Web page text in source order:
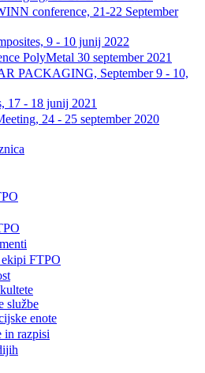
conference, 21-22 September
9 - 10 junij 2022
PolyMetal 30 september 2021
PACKAGING, September 9 - 10,
17 - 18 junij 2021
24 - 25 september 2020
FTPO
službe
enote
in razpisi